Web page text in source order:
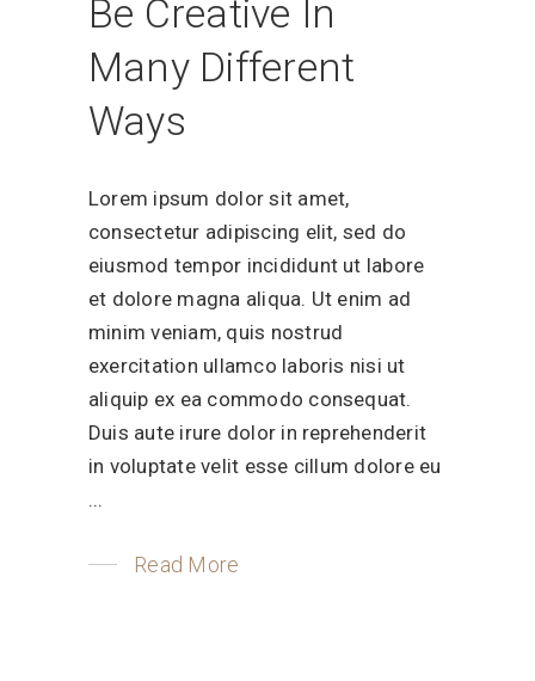
Be Creative In
Many Different
Ways
Lorem ipsum dolor sit amet,
consectetur adipiscing elit, sed do
eiusmod tempor incididunt ut labore
et dolore magna aliqua. Ut enim ad
minim veniam, quis nostrud
exercitation ullamco laboris nisi ut
aliquip ex ea commodo consequat.
Duis aute irure dolor in reprehenderit
in voluptate velit esse cillum dolore eu
Read More